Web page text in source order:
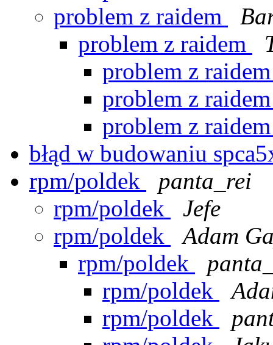
problem z raidem
problem z raidem
problem z
problem z
problem z
błąd w budowaniu
rpm/poldek
panta_rei
rpm/poldek
Jefe
rpm/poldek
Adam
rpm/poldek
rpm/poldek
rpm/poldek